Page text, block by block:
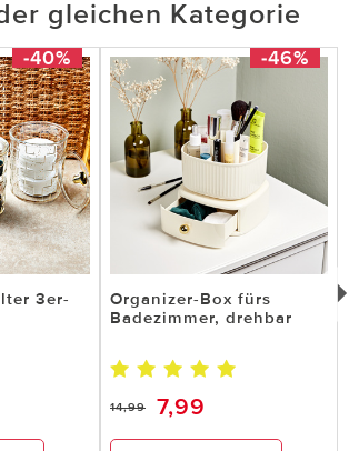
gleichen Kategorie
-40%
3er-
-46%
Organizer-Box fürs
Badezimmer, drehbar
14,99 7,99